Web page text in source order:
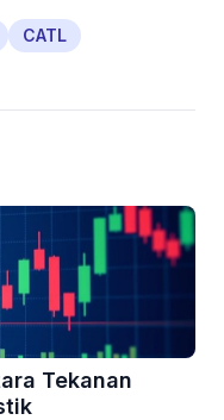
CATL
Tekanan